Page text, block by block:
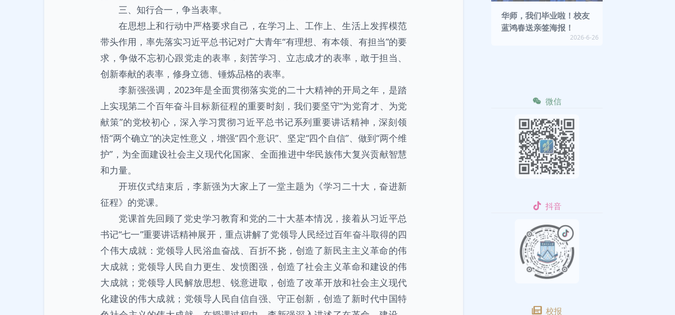
三、知行合一，争当表率。
在思想上和行动中严格要求自己，在学习上、工作上、生活上发挥模范
带头作用，率先落实习近平总书记对广大青年“有理想、有本领、有担当”的要
求，争做不忘初心跟党走的表率，刻苦学习、立志成才的表率，敢于担当、
创新奉献的表率，修身立德、锤炼品格的表率。
李新强强调，2023年是全面贯彻落实党的二十大精神的开局之年，是踏
上实现第二个百年奋斗目标新征程的重要时刻，我们要坚守“为党育才、为党
献策”的党校初心，深入学习贯彻习近平总书记系列重要讲话精神，深刻领
悟“两个确立”的决定性意义，增强“四个意识”、坚定“四个自信”、做到“两个维
护”，为全面建设社会主义现代化国家、全面推进中华民族伟大复兴贡献智慧
和力量。
开班仪式结束后，李新强为大家上了一堂主题为《学习二十大，奋进新
征程》的党课。
党课首先回顾了党史学习教育和党的二十大基本情况，接着从习近平总
书记“七一”重要讲话精神展开，重点讲解了党领导人民经过百年奋斗取得的四
个伟大成就：党领导人民浴血奋战、百折不挠，创造了新民主主义革命的伟
大成就；党领导人民自力更生、发愤图强，创造了社会主义革命和建设的伟
大成就；党领导人民解放思想、锐意进取，创造了改革开放和社会主义现代
化建设的伟大成就；党领导人民自信自强、守正创新，创造了新时代中国特
华师，我们毕业啦！校友
蓝鸿春送亲签海报！
2026-6-26
微信
抖音
校报